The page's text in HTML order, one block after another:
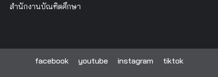
สำนักงานบัณฑิตศึกษา
facebook youtube instagram tiktok